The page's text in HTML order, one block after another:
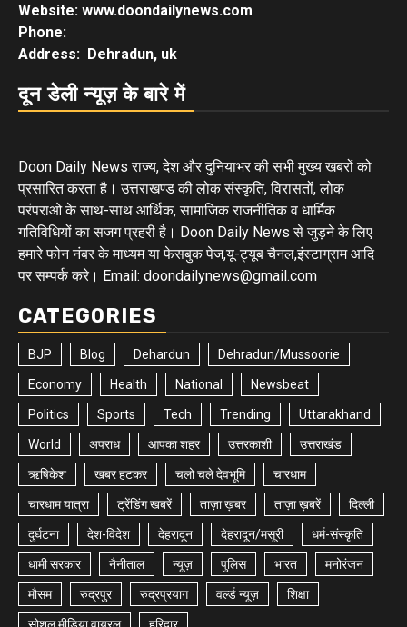
Website: www.doondailynews.com
Phone:
Address: Dehradun, uk
दून डेली न्यूज़ के बारे में
Doon Daily News राज्य, देश और दुनियाभर की सभी मुख्य खबरों को
प्रसारित करता है। उत्तराखण्ड की लोक संस्कृति, विरासतों, लोक
परंपराओ के साथ-साथ आर्थिक, सामाजिक राजनीतिक व धार्मिक
गतिविधियों का सजग प्रहरी है। Doon Daily News से जुड़ने के लिए
हमारे फोन नंबर के माध्यम या फेसबुक पेज,यू-ट्यूब चैनल,इंस्टाग्राम आदि
पर सम्पर्क करे। Email: doondailynews@gmail.com
CATEGORIES
BJP Blog Dehardun Dehradun/Mussoorie
Economy Health National Newsbeat
Politics Sports Tech Trending Uttarakhand
World अपराध आपका शहर उत्तरकाशी उत्तराखंड
ऋषिकेश खबर हटकर चलो चले देवभूमि चारधाम
चारधाम यात्रा ट्रेंडिंग खबरें ताज़ा ख़बर ताज़ा ख़बरें दिल्ली
दुर्घटना देश-विदेश देहरादून देहरादून/मसूरी धर्म-संस्कृति
धामी सरकार नैनीताल न्यूज़ पुलिस भारत मनोरंजन
मौसम रुद्रपुर रुद्रप्रयाग वर्ल्ड न्यूज़ शिक्षा